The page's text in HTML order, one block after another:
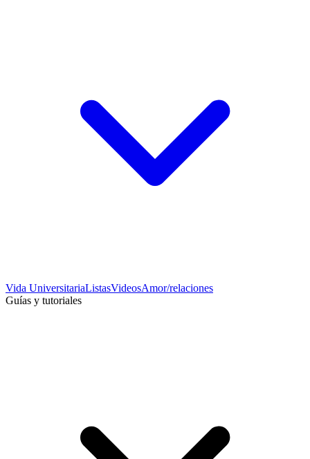
Vida UniversitariaListasVideosAmor/relaciones
Guías y tutoriales